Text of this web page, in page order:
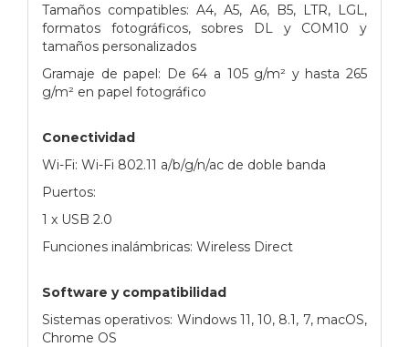
Tamaños compatibles: A4, A5, A6, B5, LTR, LGL,
formatos fotográficos, sobres DL y COM10 y
tamaños personalizados
Gramaje de papel: De 64 a 105 g/m² y hasta 265
g/m² en papel fotográfico
Conectividad
Wi-Fi: Wi-Fi 802.11 a/b/g/n/ac de doble banda
Puertos:
1 x USB 2.0
Funciones inalámbricas: Wireless Direct
Software y compatibilidad
Sistemas operativos: Windows 11, 10, 8.1, 7, macOS,
Chrome OS